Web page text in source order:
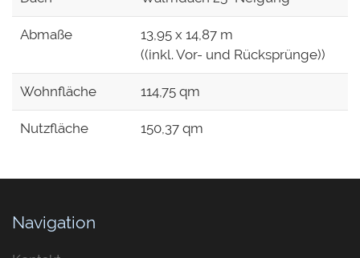
Abmaße
13,95 x 14,87 m
((inkl. Vor- und Rücksprünge))
Wohnfläche 114,75 qm
Nutzfläche 150,37 qm
Navigation